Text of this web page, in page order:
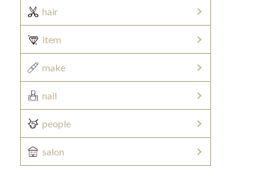
hair
item
make
nail
people
salon